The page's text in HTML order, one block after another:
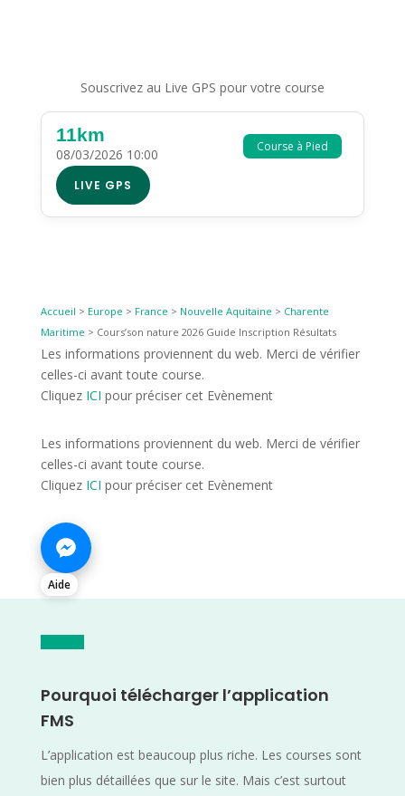
Souscrivez au Live GPS pour votre course
Course à Pied
11km
08/03/2026 10:00
LIVE GPS
Accueil > Europe > France > Nouvelle Aquitaine > Charente
Maritime > Cours’son nature 2026 Guide Inscription Résultats
Les informations proviennent du web. Merci de vérifier
celles-ci avant toute course.
Cliquez ICI pour préciser cet Evènement
Les informations proviennent du web. Merci de vérifier
celles-ci avant toute course.
Cliquez ICI pour préciser cet Evènement
Aide
Pourquoi télécharger l’application
FMS
L’application est beaucoup plus riche. Les courses sont
bien plus détaillées que sur le site. Mais c’est surtout